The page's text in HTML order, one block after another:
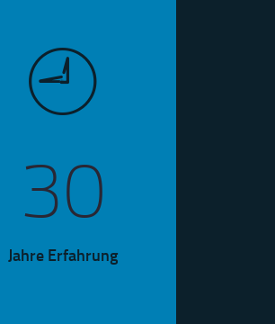
30
Jahre Erfahrung